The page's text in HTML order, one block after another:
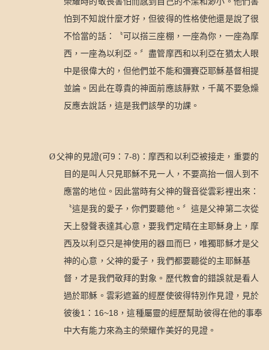
怕到不知說什麼才好，但彼得的性格使他還是說了很
不恰當的話：〝可以搭三座棚，一座為你，一座為摩
西，一座為以利亞。〞盡管摩西和以利亞在猶太人眼
中是很偉大的，但他們並不能和彌賽亞耶穌基督相提
並論。因此在尊貴的神面前應該靜默，千萬不要急燥
反應去說話，這是我們該學的功課。
Ø 父神的見證(可9 ： 7-8) ：摩西和以利亞被接走，重要的
目的是叫人只見耶穌不見一人，不要高抬一個人到不
應當的地位。因此當時有父神的聲音從雲彩裡出來：
〝這是我的愛子，你們要聽他。〞這是父神第二次從
天上發聲表達其心意，要我們定睛在主耶穌身上，摩
西及以利亞只是神使用的器皿而巳，唯獨耶穌才是父
神的心意，父神的愛子，我們都要聽從的主耶穌基
督，才是我們敬拜的對象。歷代教會的錯誤就是看人
過於耶穌。雲彩遮蓋的經歷使彼得特別作見證，見於
彼後1 ： 16~18 ，這種屬靈的經歷幫助彼得在他的事奉
中大有能力來為主的榮耀作美好的見證。